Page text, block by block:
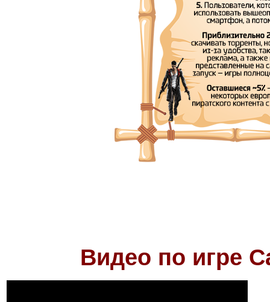
Видео по игре